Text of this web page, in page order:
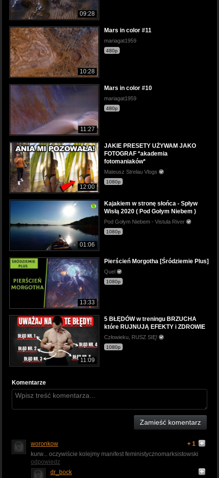
09:28
10:28
Mars in color #11
mariagat1959
480p
11:27
Mars in color #10
mariagat1959
480p
12:00
JAKIE PRESETY UŻYWAM JAKO
FOTOGRAF *akademia
fotomaniaków*
Mateusz Strelau Vlogs
1080p
01:06
Kajakiem w stronę słońca - Spływ
Wisłą 2020 ( Pod Gołym Niebem )
Pod Gołym Niebem - Vistula River
1080p
13:33
Pierścień Morgotha [Śródziemie Plus]
Quel
1080p
11:09
5 BŁĘDÓW w treningu BRZUCHA
które RUJNUJĄ EFEKTY i ZDROWIE
Człowieku, RUSZ SIĘ!
1080p
Komentarze
Zamieść komentarz
woronkow
+ 1
kurw... oczywiście kolejmy manifest feministycznomarksistowski
odpowiedz
dr_bock